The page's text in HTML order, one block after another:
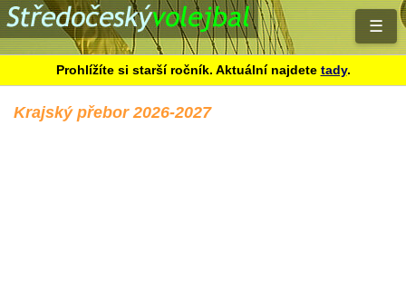
☰
Prohlížíte si starší ročník. Aktuální najdete tady.
Krajský přebor 2026-2027